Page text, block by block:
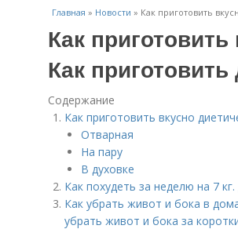
Главная » Новости » Как приготовить
Как
Как
Содержание
Как приготовить вкусно
Отварная
На пару
В духовке
Как похудеть за неделю на 7
Как убрать живот и бока в
убрать живот и бока за